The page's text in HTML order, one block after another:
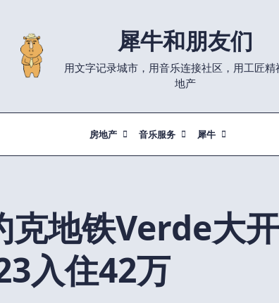
犀牛和朋友们
用文字记录城市，用音乐连接社区，用工匠精
地产
房地产 音乐服务 犀牛
克地铁Verde大开
入住42万